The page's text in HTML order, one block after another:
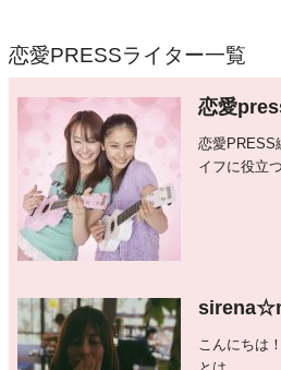
恋愛PRESSライター一覧
恋愛
恋愛PRESS
イフに役立
こんにちは